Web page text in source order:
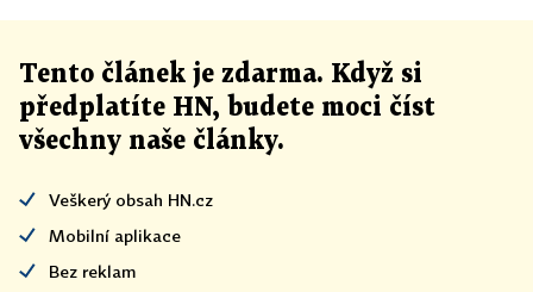
Tento článek je zdarma. Když si
předplatíte HN, budete moci číst
všechny naše články.
Veškerý obsah HN.cz
Mobilní aplikace
Bez reklam